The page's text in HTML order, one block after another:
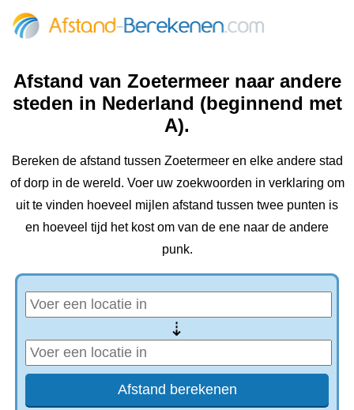
Afstand van Zoetermeer naar andere
steden in Nederland (beginnend met
A).
Bereken de afstand tussen Zoetermeer en elke andere stad
of dorp in de wereld. Voer uw zoekwoorden in verklaring om
uit te vinden hoeveel mijlen afstand tussen twee punten is
en hoeveel tijd het kost om van de ene naar de andere
punk.
⇢